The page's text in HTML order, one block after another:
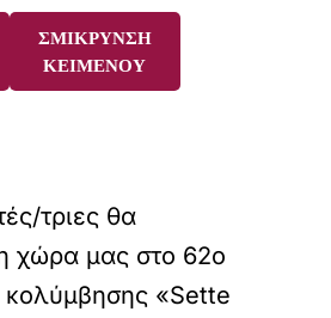
ΣΜΙΚΡΥΝΣΗ
ΚΕΙΜΕΝΟΥ
τριες θα
χώρα μας στο 62ο
κολύμβησης «Sette